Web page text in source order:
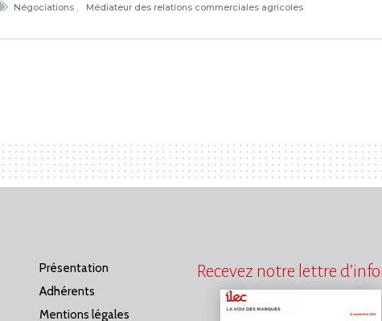
Négociations Médiateur des relations commerciales agricoles
Présentation
Adhérents
Mentions légales
Recevez notre lettre